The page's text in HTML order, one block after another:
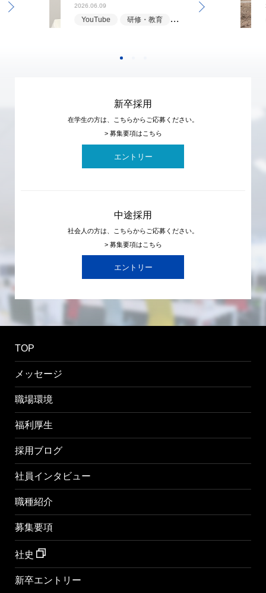
2026.06.09
YouTube 研修・教育
新卒採用
在学生の方は、こちらからご応募ください。
> 募集要項はこちら
エントリー
中途採用
社会人の方は、こちらからご応募ください。
> 募集要項はこちら
エントリー
TOP
メッセージ
職場環境
福利厚生
採用ブログ
社員インタビュー
職種紹介
募集要項
社史
新卒エントリー